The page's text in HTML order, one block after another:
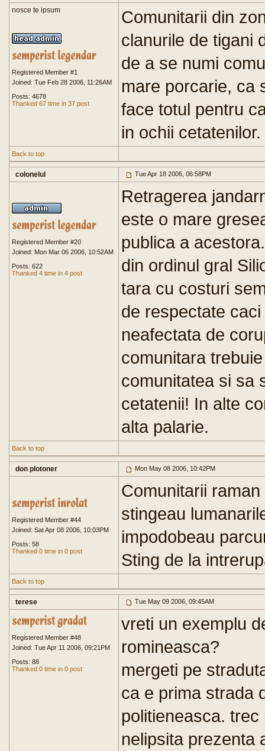
nosce te ipsum
Registered Member #1
Joined: Tue Feb 28 2006, 11:26AM
Posts: 4678
Thanked 67 time in 37 post
Comunitarii din
clanurile de tigani
de a se numi
mare porcarie, ca
face totul pentru
in ochii cetatenilor.
Back to top
colonelul Tue Apr 18 2006, 06:58PM
Registered Member #20
Joined: Mon Mar 06 2006, 10:52AM
Posts: 622
Thanked 4 time in 4 post
Retragerea
este o mare
publica a
din ordinul gral
tara cu costuri
de respectate
neafectata de
comunitara
comunitatea si sa
cetatenii! In alte
alta palarie.
Back to top
don plotoner Mon May 08 2006, 10:42PM
Registered Member #44
Joined: Sat Apr 08 2006, 10:03PM
Posts: 58
Thanked 0 time in 0 post
Comunitarii
stingeau
impodobeau
Sting de la
Back to top
terese Tue May 09 2006, 09:45AM
Registered Member #48
Joined: Tue Apr 11 2006, 09:21PM
Posts: 88
Thanked 0 time in 0 post
vreti un exemplu
romineasca?
mergeti pe
ca e prima strada
politieneasca.
nelipsita prezenta